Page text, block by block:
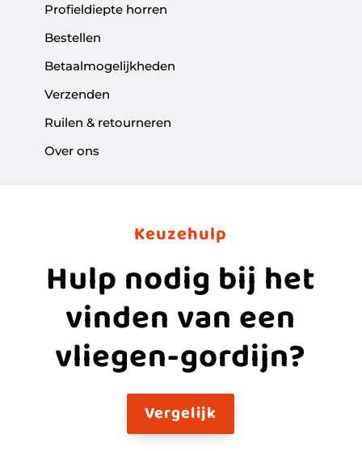
Profieldiepte horren
Bestellen
Betaalmogelijkheden
Verzenden
Ruilen & retourneren
Over ons
Keuzehulp
Hulp nodig bij het
vinden van een
vliegen-gordijn?
Vergelijk